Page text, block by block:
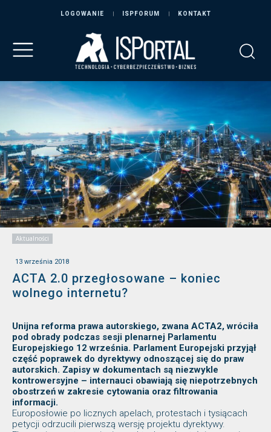
LOGOWANIE ISPFORUM KONTAKT
Aktualności
13 września 2018
ACTA 2.0 przegłosowane – koniec
wolnego internetu?
Unijna reforma prawa autorskiego, zwana ACTA2, wróciła
pod obrady podczas sesji plenarnej Parlamentu
Europejskiego 12 września. Parlament Europejski przyjął
część poprawek do dyrektywy odnoszącej się do praw
autorskich. Zapisy w dokumentach są niezwykle
kontrowersyjne – internauci obawiają się niepotrzebnych
obostrzeń w zakresie cytowania oraz filtrowania
informacji.
Europosłowie po licznych apelach, protestach i tysiącach
petycji odrzucili pierwszą wersję projektu dyrektywy.